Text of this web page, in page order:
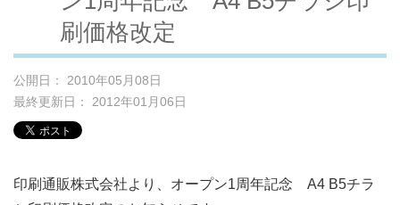
刷価格改定
公開日： 2010年05月08日
最終更新日： 2012年01月06日
印刷通販株式会社より、オープン1周年記念 A4 B5チラ